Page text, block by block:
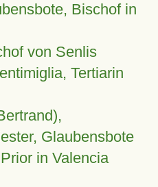
Bischof in
von Senlis
Tertiarin
Glaubensbote
in Valencia